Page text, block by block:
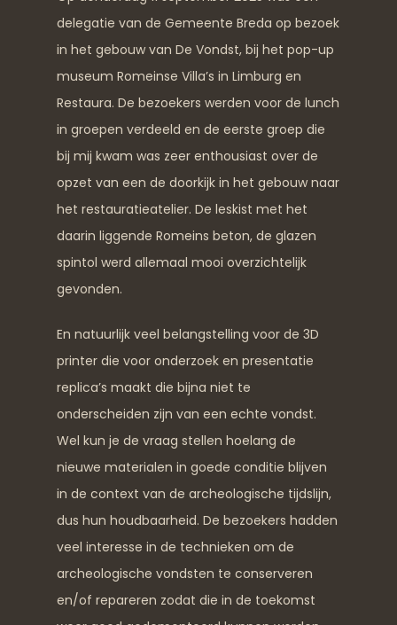
delegatie van de Gemeente Breda op bezoek
in het gebouw van De Vondst, bij het pop-up
museum Romeinse Villa’s in Limburg en
Restaura. De bezoekers werden voor de lunch
in groepen verdeeld en de eerste groep die
bij mij kwam was zeer enthousiast over de
opzet van een de doorkijk in het gebouw naar
het restauratieatelier. De leskist met het
daarin liggende Romeins beton, de glazen
spintol werd allemaal mooi overzichtelijk
gevonden.
En natuurlijk veel belangstelling voor de 3D
printer die voor onderzoek en presentatie
replica’s maakt die bijna niet te
onderscheiden zijn van een echte vondst.
Wel kun je de vraag stellen hoelang de
nieuwe materialen in goede conditie blijven
in de context van de archeologische tijdslijn,
dus hun houdbaarheid. De bezoekers hadden
veel interesse in de technieken om de
archeologische vondsten te conserveren
en/of repareren zodat die in de toekomst